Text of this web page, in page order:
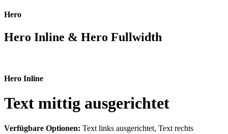
Hero
Hero Inline & Hero Fullwidth
Hero Inline
Text mittig ausgerichtet
Verfügbare Optionen: Text links ausgerichtet, Text rechts